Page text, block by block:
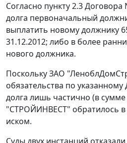
Согласно пункту 2.3
долга первоначальный
выплатить новому должнику
31.12.2012; либо в более
нового должника.
Поскольку ЗАО
обязательства по
долга лишь частично (в
"СТРОЙИНВЕСТ" обратилось в
иском.